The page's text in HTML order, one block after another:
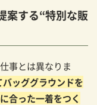
案する“特別な販
事とは異なりま
ッググラウンドを
合った一着をつく